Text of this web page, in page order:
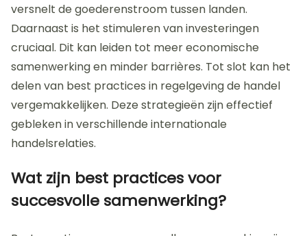
versnelt de goederenstroom tussen landen.
Daarnaast is het stimuleren van investeringen
cruciaal. Dit kan leiden tot meer economische
samenwerking en minder barrières. Tot slot kan het
delen van best practices in regelgeving de handel
vergemakkelijken. Deze strategieën zijn effectief
gebleken in verschillende internationale
handelsrelaties.
Wat zijn best practices voor
succesvolle samenwerking?